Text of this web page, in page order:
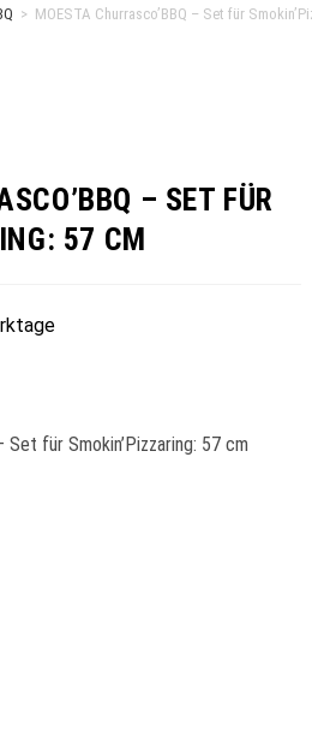
> MOESTA Churrasco’BBQ – Set für
– SET FÜR
57 CM
Set für Smokin’Pizzaring: 57 cm